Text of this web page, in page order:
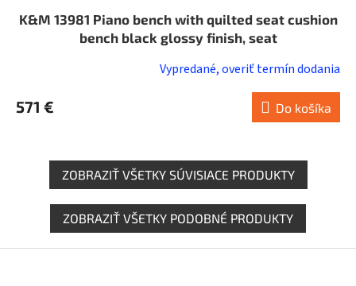
K&M 13981 Piano bench with quilted seat cushion
bench black glossy finish, seat
Vypredané, overiť termín dodania
571 € Do košíka
ZOBRAZIŤ VŠETKY SÚVISIACE PRODUKTY
ZOBRAZIŤ VŠETKY PODOBNÉ PRODUKTY